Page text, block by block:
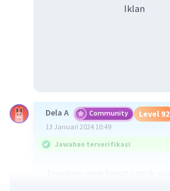
Iklan
Dela A Community Level 92
13 Januari 2024 10:49
Jawaban terverifikasi